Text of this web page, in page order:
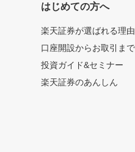
はじめての方へ
楽天証券が選ばれる理由
口座開設からお取引ま
投資ガイド&セミナー
楽天証券のあんしん